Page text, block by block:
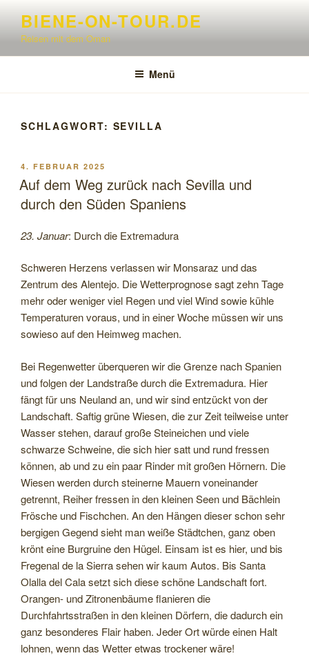
springen
BIENE-ON-TOUR.DE
Reisen mit dem Oman
Menü
SCHLAGWORT: SEVILLA
VERÖFFENTLICHT
AM
4. FEBRUAR 2025
Auf dem Weg zurück nach Sevilla und
durch den Süden Spaniens
23. Januar: Durch die Extremadura
Schweren Herzens verlassen wir Monsaraz und das
Zentrum des Alentejo. Die Wetterprognose sagt zehn Tage
mehr oder weniger viel Regen und viel Wind sowie kühle
Temperaturen voraus, und in einer Woche müssen wir uns
sowieso auf den Heimweg machen.
Bei Regenwetter überqueren wir die Grenze nach Spanien
und folgen der Landstraße durch die Extremadura. Hier
fängt für uns Neuland an, und wir sind entzückt von der
Landschaft. Saftig grüne Wiesen, die zur Zeit teilweise unter
Wasser stehen, darauf große Steineichen und viele
schwarze Schweine, die sich hier satt und rund fressen
können, ab und zu ein paar Rinder mit großen Hörnern. Die
Wiesen werden durch steinerne Mauern voneinander
getrennt, Reiher fressen in den kleinen Seen und Bächlein
Frösche und Fischchen. An den Hängen dieser schon sehr
bergigen Gegend sieht man weiße Städtchen, ganz oben
krönt eine Burgruine den Hügel. Einsam ist es hier, und bis
Fregenal de la Sierra sehen wir kaum Autos. Bis Santa
Olalla del Cala setzt sich diese schöne Landschaft fort.
Orangen- und Zitronenbäume flanieren die
Durchfahrtsstraßen in den kleinen Dörfern, die dadurch ein
ganz besonderes Flair haben. Jeder Ort würde einen Halt
lohnen, wenn das Wetter etwas trockener wäre!